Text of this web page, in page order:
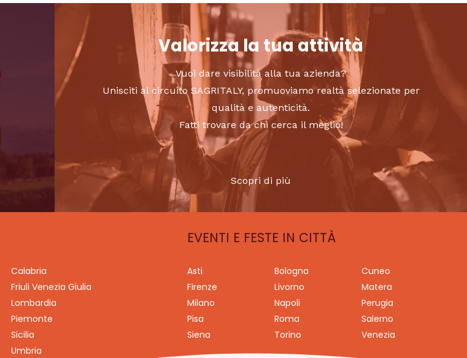
Valorizza la tua attività
Vuoi dare visibilità alla tua azienda?
Unisciti al circuito SAGRITALY, promuoviamo realtà selezionate per
qualità e autenticità.
Fatti trovare da chi cerca il meglio!
Scopri di più
Calabria
Friuli Venezia Giulia
Lombardia
Piemonte
Sicilia
Umbria
EVENTI E FESTE IN CITTÀ
Asti Bologna
Cuneo
Firenze
Livorno
Matera
Milano
Napoli
Perugia
Pisa
Roma
Salerno
Siena
Torino Venezia